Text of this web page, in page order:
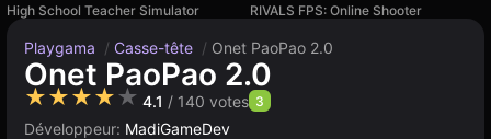
High School Teacher Simulator
RIVALS FPS: Online Shooter
Playgama / Casse-tête / Onet PaoPao 2.0
Onet PaoPao 2.0
★★★★★ 4.1 / 140 votes 3
Développeur: MadiGameDev